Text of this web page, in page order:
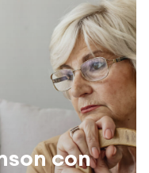
con